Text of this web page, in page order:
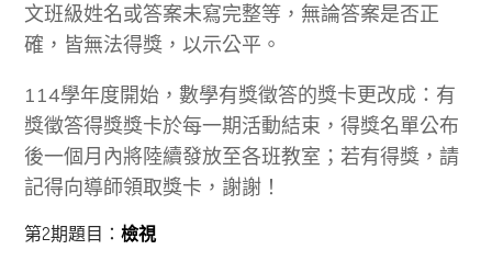
文班級姓名或答案未寫完整等，無論答案是否正
確，皆無法得獎，以示公平。
114學年度開始，數學有獎徵答的獎卡更改成：有
獎徵答得獎獎卡於每一期活動結束，得獎名單公布
後一個月內將陸續發放至各班教室；若有得獎，請
記得向導師領取獎卡，謝謝！
第2期題目：檢視